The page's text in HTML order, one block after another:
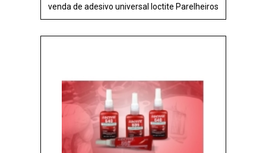
venda de adesivo universal loctite Parelheiros